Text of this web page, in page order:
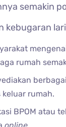
semakin
kebugaran
rumah
rumah.
BPOM atau
online